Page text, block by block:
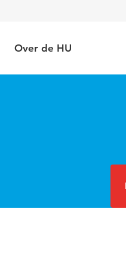
Over de HU